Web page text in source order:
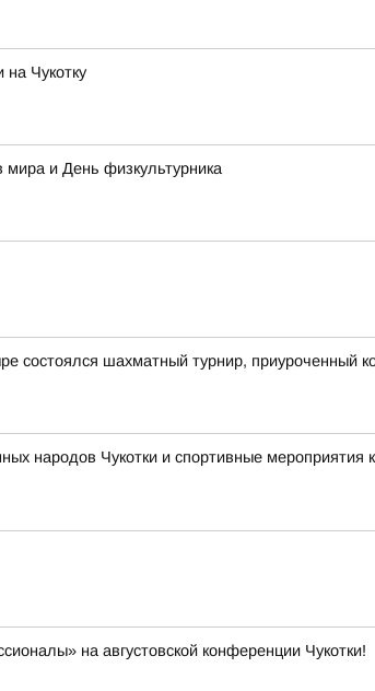
Чукотку
и День физкультурника
шахматный турнир, приуроченный
народов Чукотки и спортивные мероприятия
на августовской конференции Чукотки!